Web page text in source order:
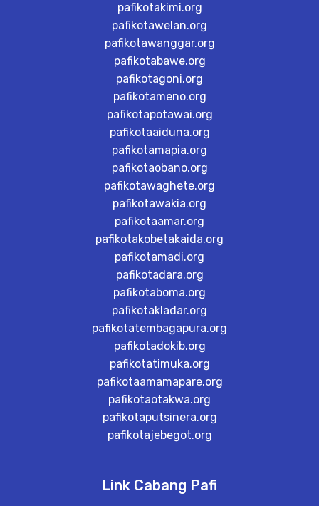
pafikotakimi.org
pafikotawelan.org
pafikotawanggar.org
pafikotabawe.org
pafikotagoni.org
pafikotameno.org
pafikotapotawai.org
pafikotaaiduna.org
pafikotamapia.org
pafikotaobano.org
pafikotawaghete.org
pafikotawakia.org
pafikotaamar.org
pafikotakobetakaida.org
pafikotamadi.org
pafikotadara.org
pafikotaboma.org
pafikotakladar.org
pafikotatembagapura.org
pafikotadokib.org
pafikotatimuka.org
pafikotaamamapare.org
pafikotaotakwa.org
pafikotaputsinera.org
pafikotajebegot.org
Link Cabang Pafi